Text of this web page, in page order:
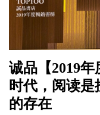
诚品【2019
时代，阅读是
的存在